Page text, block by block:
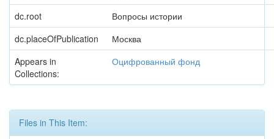
dc.root
Вопросы истории
dc.placeOfPublication
Москва
Appears in
Collections:
Оцифрованный фонд
Files in This Item: